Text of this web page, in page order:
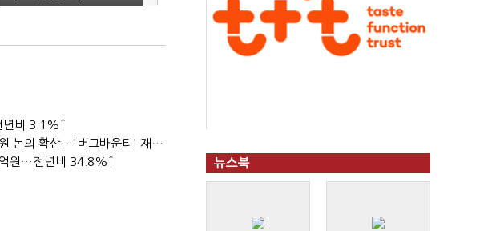
년비 3.1%↑
AI 해킹 고도화 속 화이트해커 지원 논의 확산…'버그바운티' 재조명
원…전년비 34.8%↑
뉴스북